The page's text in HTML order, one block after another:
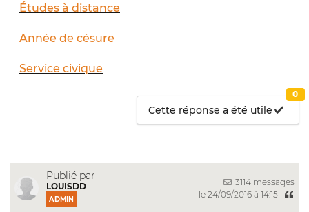
Études à distance
Année de césure
Service civique
Cette réponse a été utile
0
Publié par
LOUISDD
ADMIN
3114 messages
le 24/09/2016 à 14:15